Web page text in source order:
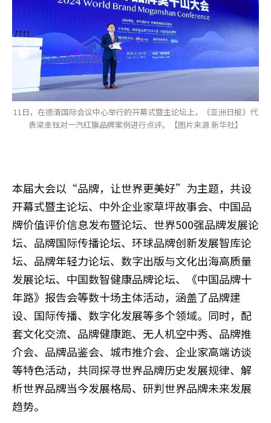
11日，在德清国际会议中心举行的开幕式暨主论坛上，《亚洲日报》代
表梁圭铉对一汽红旗品牌案例进行点评。【图片来源 新华社】
本届大会以“品牌，让世界更美好”为主题，共设
开幕式暨主论坛、中外企业家草坪故事会、中国品
牌价值评价信息发布暨论坛、世界500强品牌发展论
坛、品牌国际传播论坛、环球品牌创新发展智库论
坛、品牌年轻力论坛、数字出版与文化出海高质量
发展论坛、中国数智健康品牌论坛、《中国品牌十
年路》报告会等数十场主体活动，涵盖了品牌建
设、国际传播、数字化发展等多个领域。同时，配
套文化交流、品牌健康跑、无人机空中秀、品牌推
介会、品牌品鉴会、城市推介会、企业家高端访谈
等特色活动，共同探寻世界品牌历史发展规律、解
析世界品牌当今发展格局、研判世界品牌未来发展
趋势。